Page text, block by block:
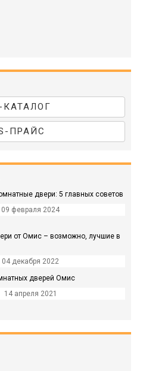
КАТАЛОГ
ПРАЙС
двери: 5 главных советов
09 февраля 2024
от Омис – возможно, лучшие в
04 декабря 2022
дверей Омис
14 апреля 2021